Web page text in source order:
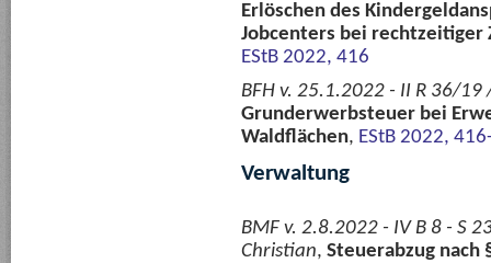
Erlöschen des
Jobcenters bei rechtzeitiger
EStB 2022, 416
BFH v. 25.1.2022 - II R 36/
Grunderwerbsteuer bei
Waldflächen, EStB 2022,
Verwaltung
BMF v. 2.8.2022 - IV B 8 - S
Christian, Steuerabzug nach